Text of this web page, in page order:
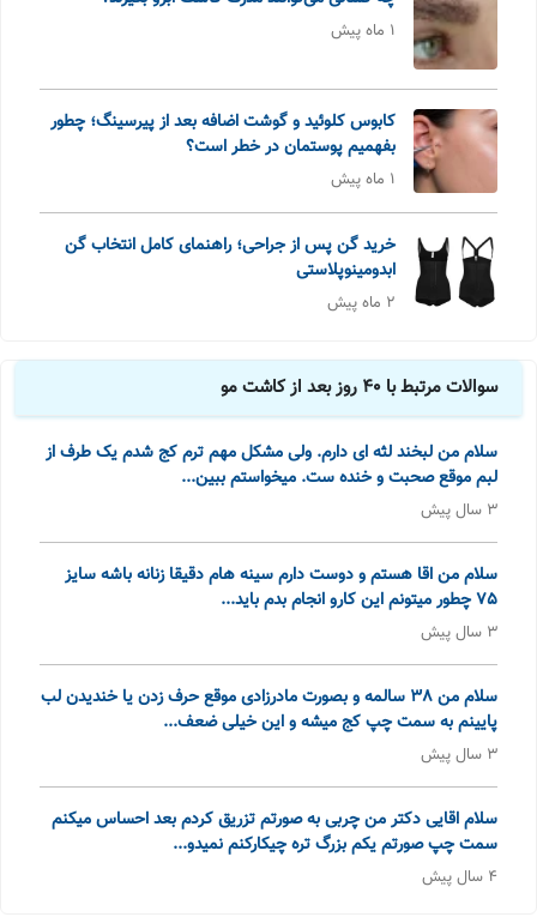
1 ماه پیش
کابوس کلوئید و گوشت اضافه بعد از پیرسینگ؛ چطور
بفهمیم پوستمان در خطر است؟
1 ماه پیش
خرید گن پس از جراحی؛ راهنمای کامل انتخاب گن
ابدومینوپلاستی
2 ماه پیش
سوالات مرتبط با 40 روز بعد از کاشت مو
سلام‌ من لبخند لثه ای دارم. ولی مشکل مهم ترم کج شدم یک طرف از
لبم موقع صحبت و خنده ست. میخواستم ببین...
3 سال پیش
سلام من اقا هستم و دوست دارم سینه هام دقیقا زنانه باشه سایز
75 چطور میتونم این کارو انجام بدم باید...
3 سال پیش
سلام من 38 سالمه و بصورت مادرزادی موقع حرف زدن یا خندیدن لب
پایینم به سمت چپ کج میشه و این خیلی ضعف...
3 سال پیش
سلام اقایی دکتر من چربی به صورتم تزریق کردم بعد احساس میکنم
سمت چپ صورتم یکم بزرگ تره چیکارکنم نمیدو...
4 سال پیش